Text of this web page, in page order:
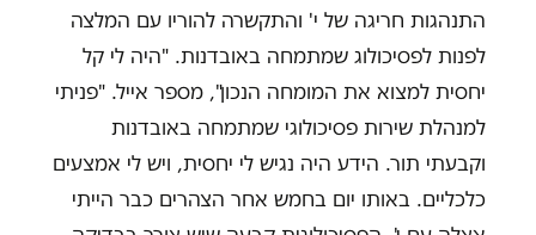
התנהגות חריגה של י' והתקשרה להוריו עם המלצה
לפנות לפסיכולוג שמתמחה באובדנות. "היה לי קל
יחסית למצוא את המומחה הנכון", מספר אייל. "פניתי
למנהלת שירות פסיכולוגי שמתמחה באובדנות
וקבעתי תור. הידע היה נגיש לי יחסית, ויש לי אמצעים
כלכליים. באותו יום בחמש אחר הצהרים כבר הייתי